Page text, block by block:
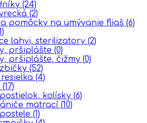
(24)
(2)
pomôcky na umývanie fliaš (6)
lahvi, sterilizatory (2)
pršiplášte (0)
pršiplášte, čižmy (0)
(52)
(4)
(17)
kolísky (6)
matrací (10)
(1)